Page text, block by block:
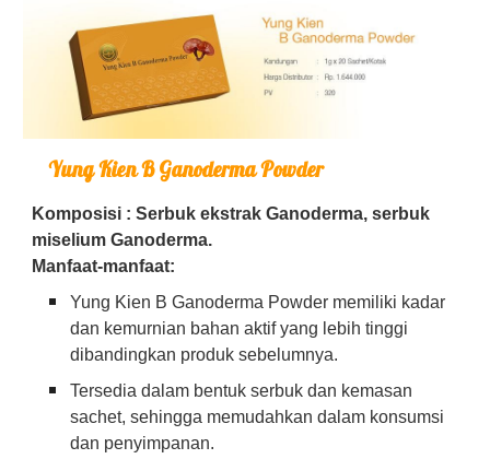
Yung Kien B Ganoderma Powder
Komposisi : Serbuk ekstrak Ganoderma, serbuk
miselium Ganoderma.
Manfaat-manfaat:
Yung Kien B Ganoderma Powder memiliki kadar
dan kemurnian bahan aktif yang lebih tinggi
dibandingkan produk sebelumnya.
Tersedia dalam bentuk serbuk dan kemasan
sachet, sehingga memudahkan dalam konsumsi
dan penyimpanan.